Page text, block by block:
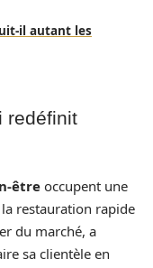
il autant les
redéfinit
être occupent une
restauration rapide
du marché, a
sa clientèle en